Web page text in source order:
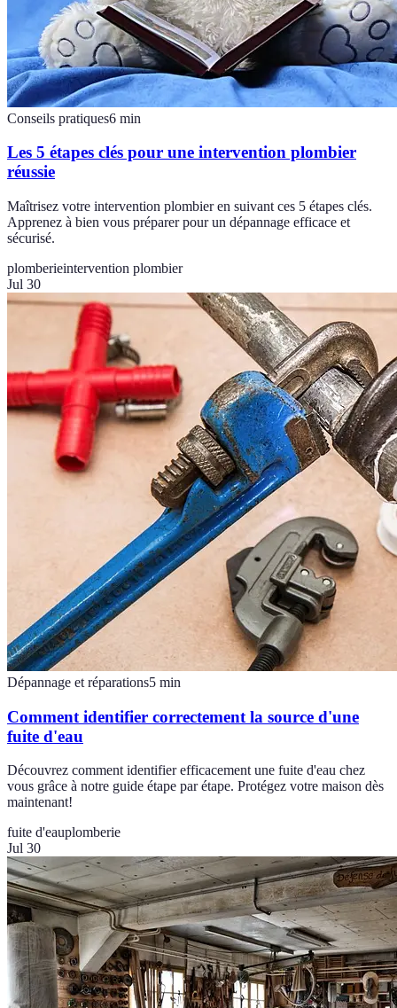
Conseils pratiques6 min
Les 5 étapes clés pour une intervention plombier
réussie
Maîtrisez votre intervention plombier en suivant ces 5 étapes clés.
Apprenez à bien vous préparer pour un dépannage efficace et
sécurisé.
plomberieintervention plombier
Jul 30
Dépannage et réparations5 min
Comment identifier correctement la source d'une
fuite d'eau
Découvrez comment identifier efficacement une fuite d'eau chez
vous grâce à notre guide étape par étape. Protégez votre maison dès
maintenant!
fuite d'eauplomberie
Jul 30